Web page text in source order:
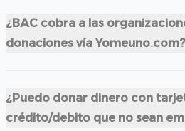
¿BAC cobra a las
donaciones vía Yomeuno.com?
¿Puedo donar dinero con
crédito/debito que no sean